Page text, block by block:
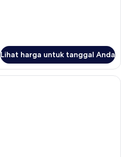
Lihat harga untuk tanggal Anda
Kamar Double Superior | Seprai